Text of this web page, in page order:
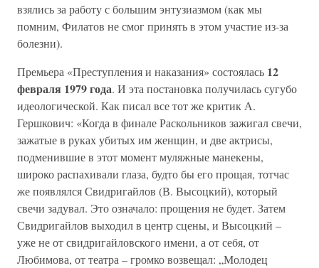
взялись за работу с большим энтузиазмом (как мы
помним, Филатов не смог принять в этом участие из-за
болезни).
Премьера «Преступления и наказания» состоялась 12
февраля 1979 года. И эта постановка получилась сугубо
идеологической. Как писал все тот же критик А.
Гершкович: «Когда в финале Раскольников зажигал свечи,
зажатые в руках убитых им женщин, и две актрисы,
подменившие в этот момент муляжные манекены,
широко распахивали глаза, будто бы его прощая, тотчас
же появлялся Свидригайлов (В. Высоцкий), который
свечи задувал. Это означало: прощения не будет. Затем
Свидригайлов выходил в центр сцены, и Высоцкий –
уже не от свидригайловского имени, а от себя, от
Любимова, от театра – громко возвещал: „Молодец